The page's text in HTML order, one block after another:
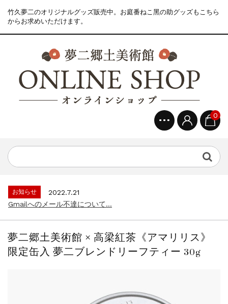
竹久夢二のオリジナルグッズ販売中。お庭番ねこ黑の助グッズもこちら
からお求めいただけます。
0
お知らせ
2022.7.21
Gmailへのメール不達について...
夢二郷土美術館 × 高梁紅茶《アマリリス》
限定缶入 夢二ブレンドリーフティー 30g